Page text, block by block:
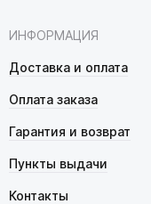
ИНФОРМАЦИЯ
Доставка и оплата
Оплата заказа
Гарантия и возврат
Пункты выдачи
Контакты